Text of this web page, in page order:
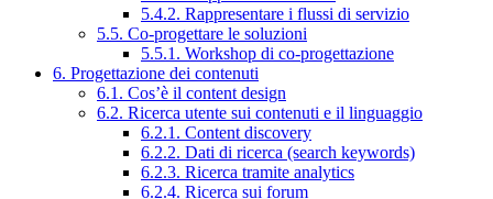
5.4.2. Rappresentare i flussi di servizio
5.5. Co-progettare le soluzioni
5.5.1. Workshop di co-progettazione
6. Progettazione dei contenuti
6.1. Cos’è il content design
6.2. Ricerca utente sui contenuti e il linguaggio
6.2.1. Content discovery
6.2.2. Dati di ricerca (search keywords)
6.2.3. Ricerca tramite analytics
6.2.4. Ricerca sui forum